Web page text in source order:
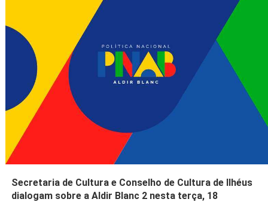
Secretaria de Cultura e Conselho de Cultura de Ilhéus
dialogam sobre a Aldir Blanc 2 nesta terça, 18